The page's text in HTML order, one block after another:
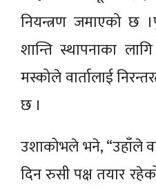
नियन्त्रण जमाएको छ
शान्ति स्थापनाका
मस्कोले वार्तालाई
छ ।
उशाकोभले भने, “उहाँले
दिन रुसी पक्ष तयार